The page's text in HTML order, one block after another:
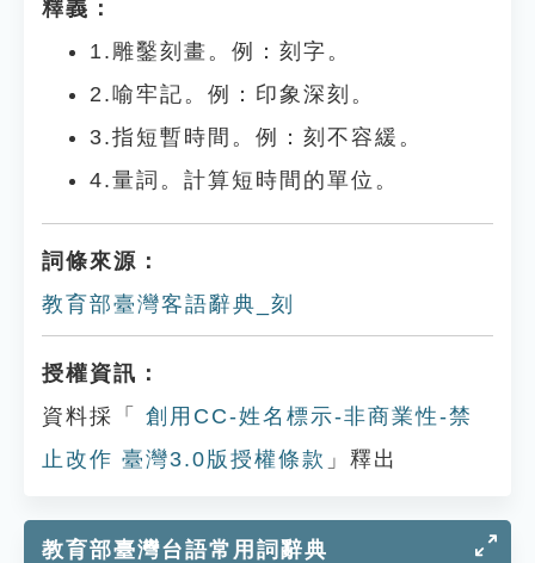
釋義：
1.雕鑿刻畫。例：刻字。
2.喻牢記。例：印象深刻。
3.指短暫時間。例：刻不容緩。
4.量詞。計算短時間的單位。
詞條來源：
教育部臺灣客語辭典_刻
授權資訊：
資料採「
創用CC-姓名標示-非商業性-禁
止改作 臺灣3.0版授權條款 」釋出
教育部臺灣台語常用詞辭典